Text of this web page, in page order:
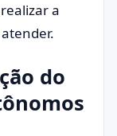
a
do